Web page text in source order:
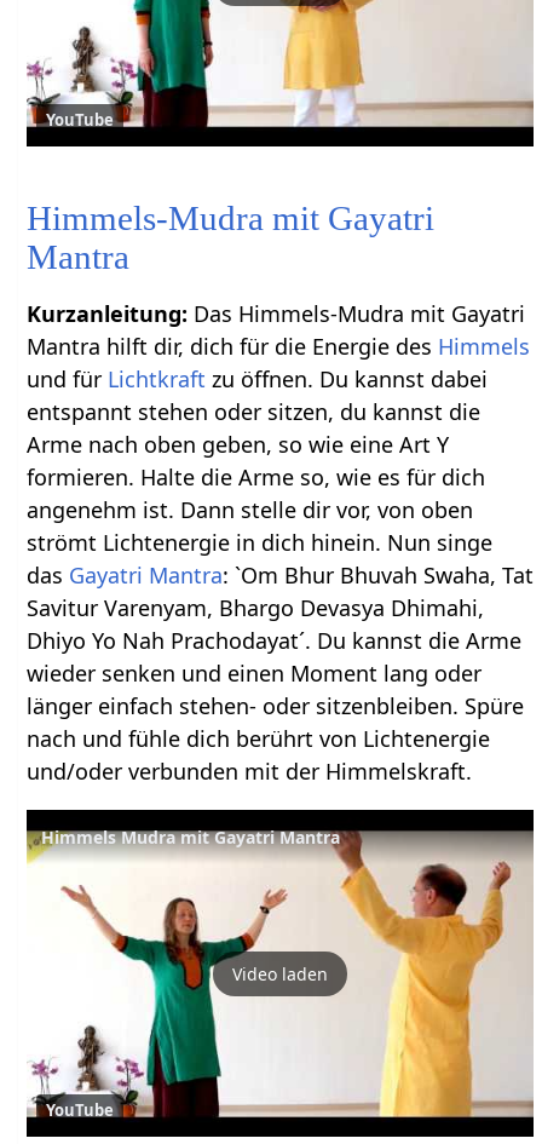
YouTube
Himmels-Mudra mit Gayatri
Mantra
Kurzanleitung: Das Himmels-Mudra mit Gayatri
Mantra hilft dir, dich für die Energie des Himmels
und für Lichtkraft zu öffnen. Du kannst dabei
entspannt stehen oder sitzen, du kannst die
Arme nach oben geben, so wie eine Art Y
formieren. Halte die Arme so, wie es für dich
angenehm ist. Dann stelle dir vor, von oben
strömt Lichtenergie in dich hinein. Nun singe
das Gayatri Mantra: `Om Bhur Bhuvah Swaha, Tat
Savitur Varenyam, Bhargo Devasya Dhimahi,
Dhiyo Yo Nah Prachodayat´. Du kannst die Arme
wieder senken und einen Moment lang oder
länger einfach stehen- oder sitzenbleiben. Spüre
nach und fühle dich berührt von Lichtenergie
und/oder verbunden mit der Himmelskraft.
Himmels Mudra mit Gayatri Mantra
Video laden
YouTube